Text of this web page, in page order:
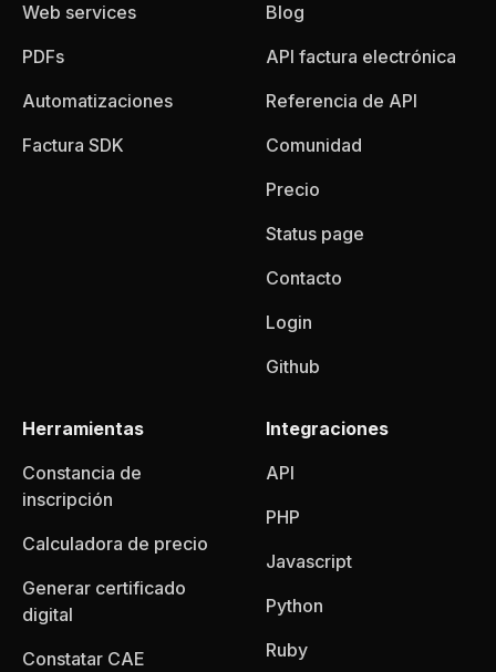
Web services
PDFs
Automatizaciones
Factura SDK
Blog
API factura electrónica
Referencia de API
Comunidad
Precio
Status page
Contacto
Login
Github
Herramientas
Constancia de
inscripción
Calculadora de precio
Generar certificado
digital
Constatar CAE
Integraciones
API
PHP
Javascript
Python
Ruby